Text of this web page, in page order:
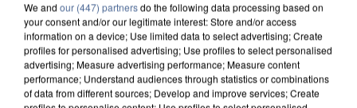
We and our (447) partnersdo the following data processing based on
your consent and/or our legitimate interest: Store and/or access
information on a device; Use limited data to select advertising; Create
profiles for personalised advertising; Use profiles to select personalised
advertising; Measure advertising performance; Measure content
performance; Understand audiences through statistics or combinations
of data from different sources; Develop and improve services; Create